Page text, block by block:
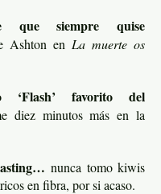
que siempre quise
Ashton en La muerte os
‘Flash’ favorito del
diez minutos más en la
nunca tomo kiwis
en fibra, por si acaso.